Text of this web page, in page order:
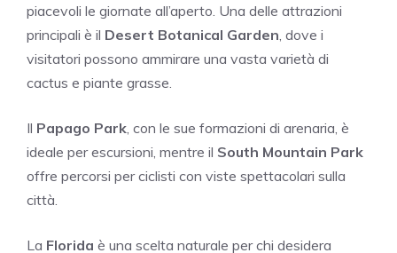
piacevoli le giornate all’aperto. Una delle attrazioni
principali è il Desert Botanical Garden , dove i
visitatori possono ammirare una vasta varietà di
cactus e piante grasse.
Il Papago Park , con le sue formazioni di arenaria, è
ideale per escursioni, mentre il South Mountain Park
offre percorsi per ciclisti con viste spettacolari sulla
città.
La Florida è una scelta naturale per chi desidera